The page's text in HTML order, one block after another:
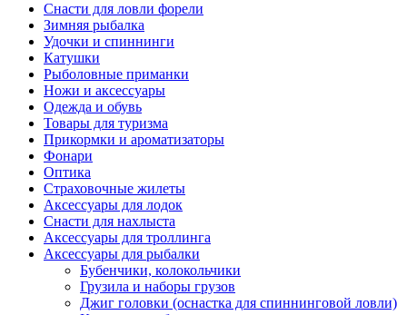
Снасти для ловли форели
Зимняя рыбалка
Удочки и спиннинги
Катушки
Рыболовные приманки
Ножи и аксессуары
Одежда и обувь
Товары для туризма
Прикормки и ароматизаторы
Фонари
Оптика
Страховочные жилеты
Аксессуары для лодок
Снасти для нахлыста
Аксессуары для троллинга
Аксессуары для рыбалки
Бубенчики, колокольчики
Грузила и наборы грузов
Джиг головки (оснастка для спиннинговой ловли)